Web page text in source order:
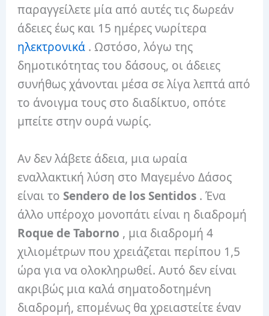
παραγγείλετε μία από αυτές τις δωρεάν
άδειες έως και 15 ημέρες νωρίτερα
ηλεκτρονικά . Ωστόσο, λόγω της
δημοτικότητας του δάσους, οι άδειες
συνήθως χάνονται μέσα σε λίγα λεπτά από
το άνοιγμα τους στο διαδίκτυο, οπότε
μπείτε στην ουρά νωρίς.
Αν δεν λάβετε άδεια, μια ωραία
εναλλακτική λύση στο Μαγεμένο Δάσος
είναι το Sendero de los Sentidos . Ένα
άλλο υπέροχο μονοπάτι είναι η διαδρομή
Roque de Taborno , μια διαδρομή 4
χιλιομέτρων που χρειάζεται περίπου 1,5
ώρα για να ολοκληρωθεί. Αυτό δεν είναι
ακριβώς μια καλά σηματοδοτημένη
διαδρομή, επομένως θα χρειαστείτε έναν